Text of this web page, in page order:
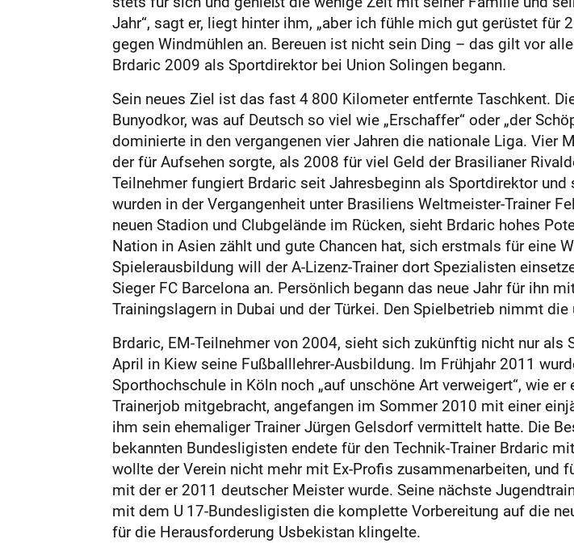
Jahr“, sagt er, liegt hinter ihm, „aber ich fühle mich gut gerüstet
gegen Windmühlen an. Bereuen ist nicht sein Ding – das gilt vor
Brdaric 2009 als Sportdirektor bei Union Solingen begann.
Sein neues Ziel ist das fast 4 800 Kilometer entfernte Taschkent.
Bunyodkor, was auf Deutsch so viel wie „Erschaffer“ oder „der
dominierte in den vergangenen vier Jahren die nationale Liga. Vier
der für Aufsehen sorgte, als 2008 für viel Geld der Brasilianer
Teilnehmer fungiert Brdaric seit Jahresbeginn als Sportdirektor
wurden in der Vergangenheit unter Brasiliens Weltmeister-Trainer
neuen Stadion und Clubgelände im Rücken, sieht Brdaric hohes
Nation in Asien zählt und gute Chancen hat, sich erstmals für eine
Spielerausbildung will der A-Lizenz-Trainer dort Spezialisten
Sieger FC Barcelona an. Persönlich begann das neue Jahr für ihn
Trainingslagern in Dubai und der Türkei. Den Spielbetrieb nimmt
Brdaric, EM-Teilnehmer von 2004, sieht sich zukünftig nicht nur als
April in Kiew seine Fußballlehrer-Ausbildung. Im Frühjahr 2011
Sporthochschule in Köln noch „auf unschöne Art verweigert“, wie
Trainerjob mitgebracht, angefangen im Sommer 2010 mit einer
ihm sein ehemaliger Trainer Jürgen Gelsdorf vermittelt hatte. Die
bekannten Bundesligisten endete für den Technik-Trainer Brdaric
wollte der Verein nicht mehr mit Ex-Profis zusammenarbeiten, und
mit der er 2011 deutscher Meister wurde. Seine nächste
mit dem U 17-Bundesligisten die komplette Vorbereitung auf die
für die Herausforderung Usbekistan klingelte.